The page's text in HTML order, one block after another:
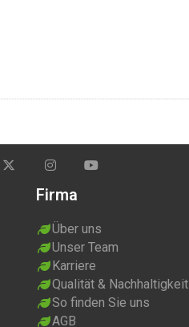
Firma
Über uns
Unser Team
Karriere
Qualität & Nachhaltigkeit
So finden Sie uns
AGB